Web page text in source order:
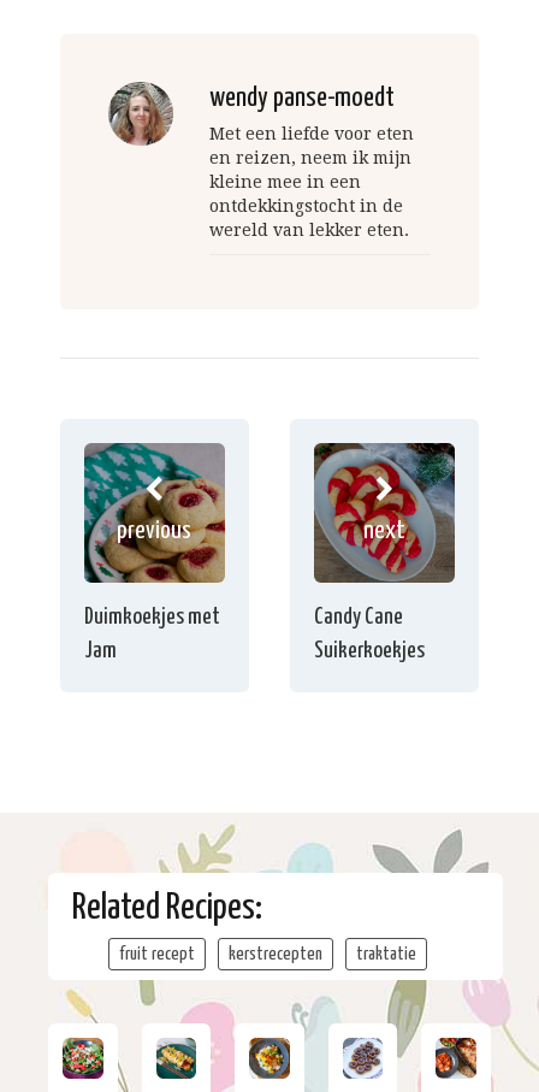
wendy panse-moedt
Met een liefde voor eten
en reizen, neem ik mijn
kleine mee in een
ontdekkingstocht in de
wereld van lekker eten.
previous
Duimkoekjes met
Jam
next
Candy Cane
Suikerkoekjes
Related Recipes:
fruit recept kerstrecepten traktatie